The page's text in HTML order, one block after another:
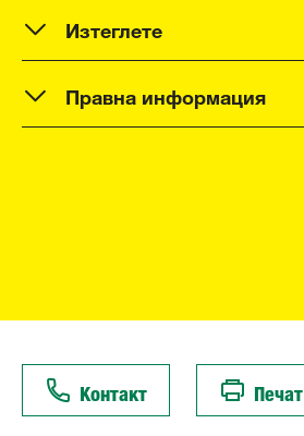
Изтеглете
Правна информация
Контакт Печат